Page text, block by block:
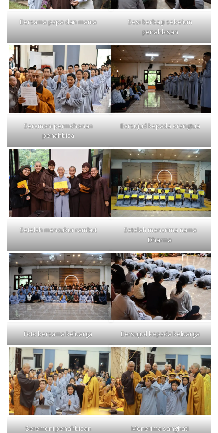
Bersama papa dan mama
Sesi berbagi sebelum
penahbisan
Seremoni permohonan
penahbisa
Bersujud kepada orangtua
Setelah mencukur rambut
Setelah menerima nama
Dharma
Foto bersama keluarga Bersujud kepada keluarga
Seremoni penahbisan Menerima sanghati